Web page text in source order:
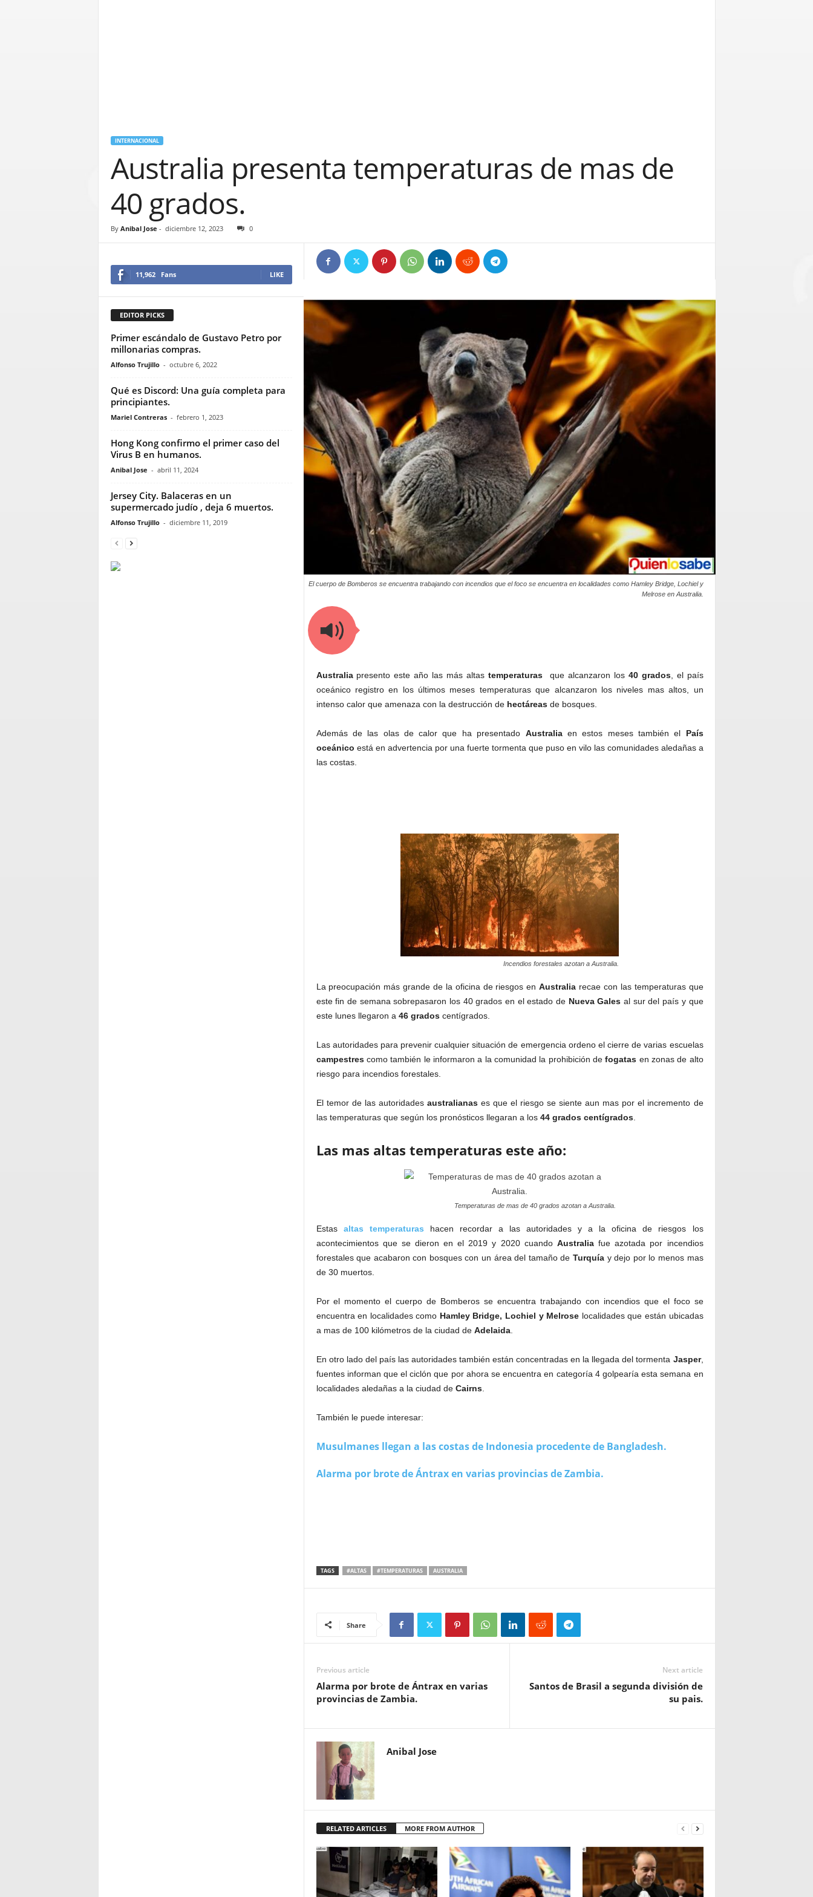
INTERNACIONAL
Australia presenta temperaturas de mas de
40 grados.
By Anibal Jose - diciembre 12, 2023 0
El cuerpo de Bomberos se encuentra trabajando con incendios que el foco se encuentra en localidades como Hamley Bridge, Lochiel y
Melrose en Australia.
Australiapresento este año las más altastemperaturas que alcanzaron los 40 grados, el país
oceánico registro en los últimos meses temperaturas que alcanzaron los niveles mas altos, un
intenso calor que amenaza con la destrucción de hectáreasde bosques.
Además de las olas de calor que ha presentado Australiaen estos meses también el País
oceánico está en advertencia por una fuerte tormenta que puso en vilo las comunidades aledañas a
las costas.
Incendios forestales azotan a Australia.
La preocupación más grande de la oficina de riesgos enAustralia recae con las temperaturas que
este fin de semana sobrepasaron los 40 grados en el estado de Nueva Gales al sur del país y que
este lunes llegaron a 46 gradoscentígrados.
Las autoridades para prevenir cualquier situación de emergencia ordeno el cierre de varias escuelas
campestrescomo también le informaron a la comunidad la prohibición defogatas en zonas de alto
riesgo para incendios forestales.
El temor de las autoridades australianases que el riesgo se siente aun mas por el incremento de
las temperaturas que según los pronósticos llegaran a los 44 grados centígrados.
Las mas altas temperaturas este año:
Temperaturas de mas de 40 grados azotan a Australia.
Estas altas temperaturas hacen recordar a las autoridades y a la oficina de riesgos los
acontecimientos que se dieron en el 2019 y 2020 cuando Australiafue azotada por incendios
forestales que acabaron con bosques con un área del tamaño de Turquíay dejo por lo menos mas
de 30 muertos.
Por el momento el cuerpo de Bomberos se encuentra trabajando con incendios que el foco se
encuentra en localidades como Hamley Bridge, Lochiel y Melrose localidades que están ubicadas
a mas de 100 kilómetros de la ciudad de Adelaida.
En otro lado del país las autoridades también están concentradas en la llegada del tormenta Jasper,
fuentes informan que el ciclón que por ahora se encuentra en categoría 4 golpearía esta semana en
localidades aledañas a la ciudad de Cairns.
También le puede interesar:
Musulmanes llegan a las costas de Indonesia procedente de Bangladesh.
Alarma por brote de Ántrax en varias provincias de Zambia.
TAGS #ALTAS #TEMPERATURAS AUSTRALIA
Share
Previous article
Alarma por brote de Ántrax en varias
provincias de Zambia.
Next article
Santos de Brasil a segunda división de
su pais.
Anibal Jose
RELATED ARTICLES MORE FROM AUTHOR
11,962 Fans LIKE
EDITOR PICKS
Primer escándalo de Gustavo Petro por
millonarias compras.
Alfonso Trujillo - octubre 6, 2022
Qué es Discord: Una guía completa para
principiantes.
Mariel Contreras - febrero 1, 2023
Hong Kong confirmo el primer caso del
Virus B en humanos.
Anibal Jose - abril 11, 2024
Jersey City. Balaceras en un
supermercado judío , deja 6 muertos.
Alfonso Trujillo - diciembre 11, 2019